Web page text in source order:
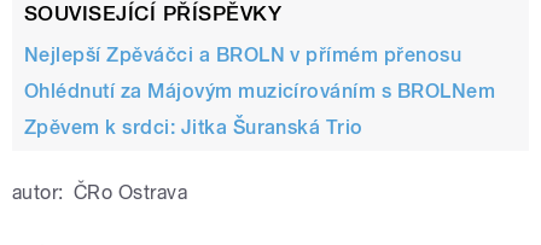
SOUVISEJÍCÍ PŘÍSPĚVKY
Nejlepší Zpěváčci a BROLN v přímém přenosu
Ohlédnutí za Májovým muzicírováním s BROLNem
Zpěvem k srdci: Jitka Šuranská Trio
autor: ČRo Ostrava